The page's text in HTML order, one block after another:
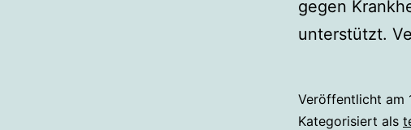
gegen
unterstützt.
Veröffentlicht am
Kategorisiert als